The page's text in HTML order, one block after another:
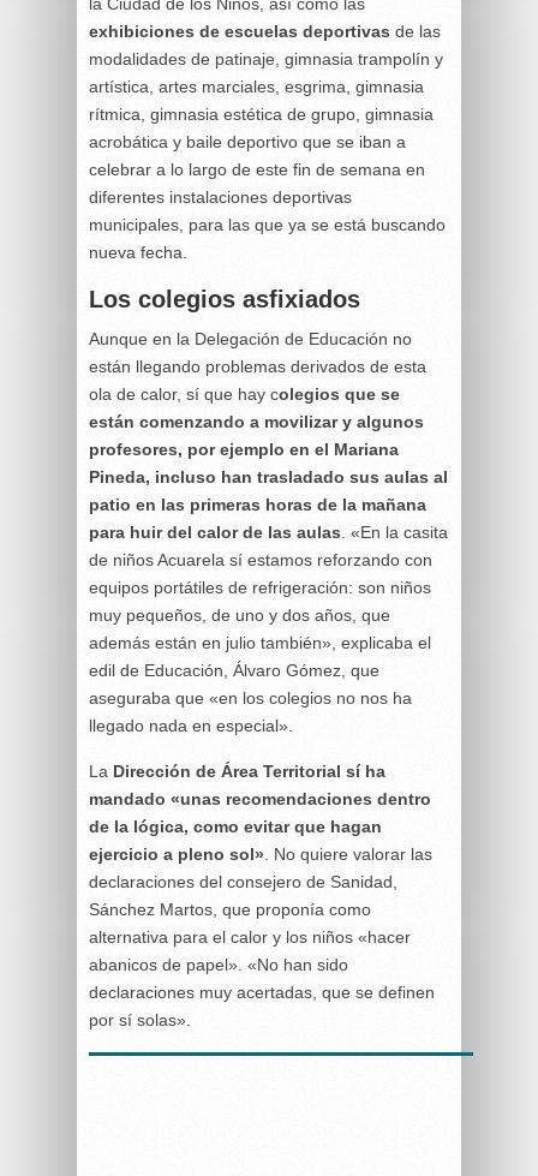
exhibiciones de escuelas deportivas de las
modalidades de patinaje, gimnasia trampolín y
artística, artes marciales, esgrima, gimnasia
rítmica, gimnasia estética de grupo, gimnasia
acrobática y baile deportivo que se iban a
celebrar a lo largo de este fin de semana en
diferentes instalaciones deportivas
municipales, para las que ya se está buscando
nueva fecha.
Los colegios asfixiados
Aunque en la Delegación de Educación no
están llegando problemas derivados de esta
ola de calor, sí que hay colegios que se
están comenzando a movilizar y algunos
profesores, por ejemplo en el Mariana
Pineda, incluso han trasladado sus aulas al
patio en las primeras horas de la mañana
para huir del calor de las aulas . «En la casita
de niños Acuarela sí estamos reforzando con
equipos portátiles de refrigeración: son niños
muy pequeños, de uno y dos años, que
además están en julio también», explicaba el
edil de Educación, Álvaro Gómez, que
aseguraba que «en los colegios no nos ha
llegado nada en especial».
La Dirección de Área Territorial sí ha
mandado «unas recomendaciones dentro
de la lógica, como evitar que hagan
ejercicio a pleno sol» . No quiere valorar las
declaraciones del consejero de Sanidad,
Sánchez Martos, que proponía como
alternativa para el calor y los niños «hacer
abanicos de papel». «No han sido
declaraciones muy acertadas, que se definen
por sí solas».